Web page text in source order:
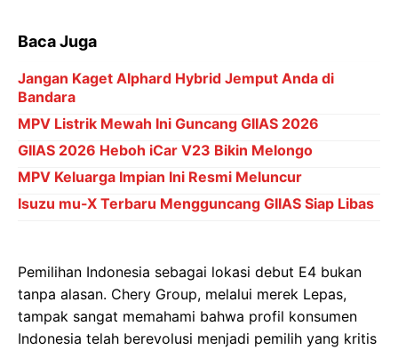
Baca Juga
Jangan Kaget Alphard Hybrid Jemput Anda di
Bandara
MPV Listrik Mewah Ini Guncang GIIAS 2026
GIIAS 2026 Heboh iCar V23 Bikin Melongo
MPV Keluarga Impian Ini Resmi Meluncur
Isuzu mu-X Terbaru Mengguncang GIIAS Siap Libas
Pemilihan Indonesia sebagai lokasi debut E4 bukan
tanpa alasan. Chery Group, melalui merek Lepas,
tampak sangat memahami bahwa profil konsumen
Indonesia telah berevolusi menjadi pemilih yang kritis